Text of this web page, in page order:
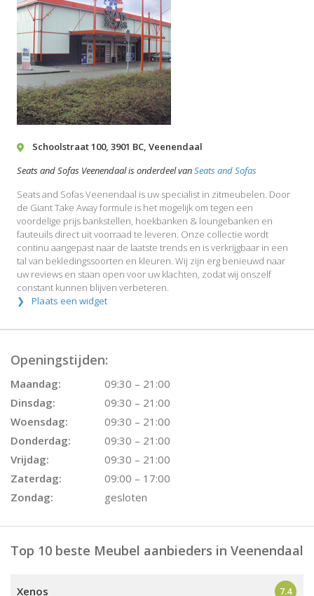
Schoolstraat 100, 3901 BC, Veenendaal
Seats and Sofas Veenendaal is onderdeel vanSeats and Sofas
Seats and Sofas Veenendaal is uw specialist in zitmeubelen. Door
de Giant Take Away formule is het mogelijk om tegen een
voordelige prijs bankstellen, hoekbanken & loungebanken en
fauteuils direct uit voorraad te leveren. Onze collectie wordt
continu aangepast naar de laatste trends en is verkrijgbaar in een
tal van bekledingssoorten en kleuren. Wij zijn erg benieuwd naar
uw reviews en staan open voor uw klachten, zodat wij onszelf
constant kunnen blijven verbeteren.
Plaats een widget
Openingstijden:
Maandag:
09:30 – 21:00
Dinsdag:
09:30 – 21:00
Woensdag:
09:30 – 21:00
Donderdag:
09:30 – 21:00
Vrijdag:
09:30 – 21:00
Zaterdag:
09:00 – 17:00
Zondag:
gesloten
Top 10 beste Meubel aanbieders in Veenendaal
Xenos 7.4